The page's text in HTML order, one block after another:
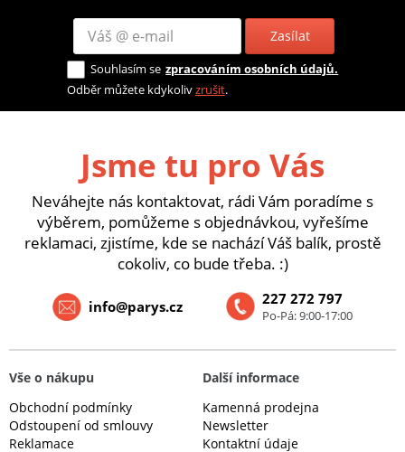
Zasílat
Souhlasím se zpracováním osobních údajů.
Odběr můžete kdykolivzrušit.
Jsme tu pro Vás
Neváhejte nás kontaktovat, rádi Vám poradíme s
výběrem, pomůžeme s objednávkou, vyřešíme
reklamaci, zjistíme, kde se nachází Váš balík, prostě
cokoliv, co bude třeba. :)
227 272 797
Po-Pá: 9:00-17:00
info@parys.cz
Vše o nákupu
Obchodní podmínky
Odstoupení od smlouvy
Reklamace
Další informace
Kamenná prodejna
Newsletter
Kontaktní údaje